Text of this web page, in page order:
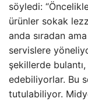
söyledi:
ürünler sokak
anda sıradan
servislere
şekillerde
edebiliyorlar. Bu
tutulabiliyor.